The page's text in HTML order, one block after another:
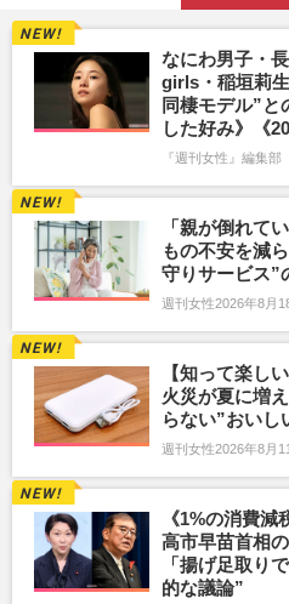
なにわ男子・
girls・稲垣莉
同棲モデル”と
した好み》《
『週刊女性』編集部
「親が倒れて
もの不安を減
守りサービス”
週刊女性2026年8月
【知って楽し
火災が夏に増
らない”おいし
週刊女性2026年8月
《1%の消費減
高市早苗首相
「揚げ足取り
的な議論”